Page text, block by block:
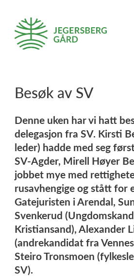
Besøk av SV
Denne uken har vi hatt
delegasjon fra SV. Kirsti
leder) hadde med seg
SV-Agder, Mirell Høyer
jobbet mye med
rusavhengige og stått for
Gatejuristen i Arendal,
Svenkerud
Kristiansand), Alexander
(andrekandidat fra
Steiro Tronsmoen
SV).